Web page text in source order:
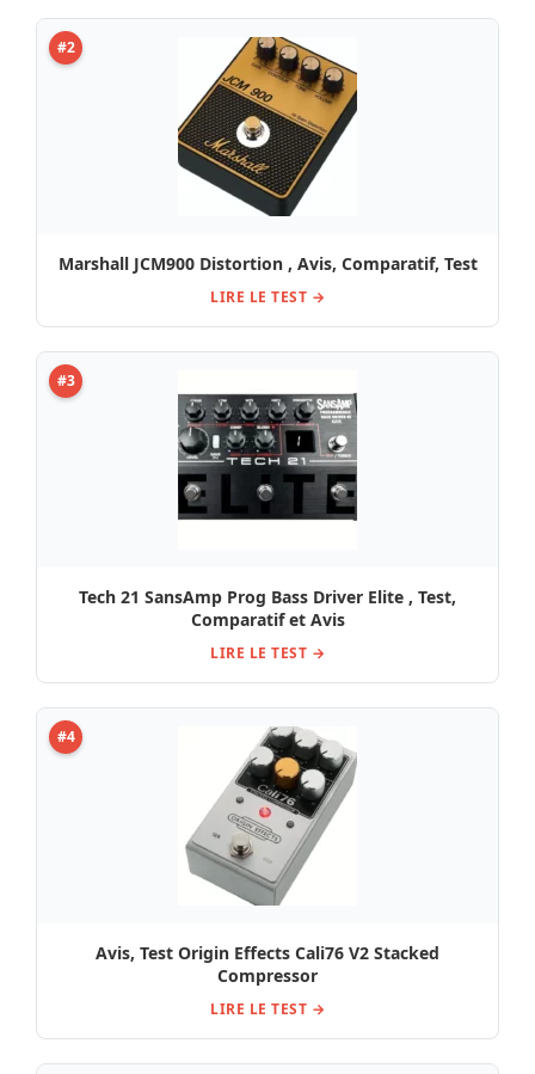
#2
Marshall JCM900 Distortion , Avis, Comparatif, Test
LIRE LE TEST →
#3
Tech 21 SansAmp Prog Bass Driver Elite , Test,
Comparatif et Avis
LIRE LE TEST →
#4
Avis, Test Origin Effects Cali76 V2 Stacked
Compressor
LIRE LE TEST →